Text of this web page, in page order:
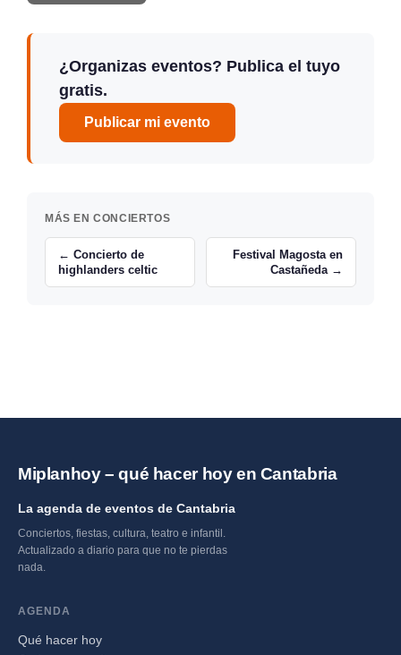
¿Organizas eventos? Publica el tuyo
gratis.
Publicar mi evento
MÁS EN CONCIERTOS
← Concierto de
highlanders celtic
Festival Magosta en
Castañeda →
Miplanhoy – qué hacer hoy en Cantabria
La agenda de eventos de Cantabria
Conciertos, fiestas, cultura, teatro e infantil.
Actualizado a diario para que no te pierdas
nada.
AGENDA
Qué hacer hoy